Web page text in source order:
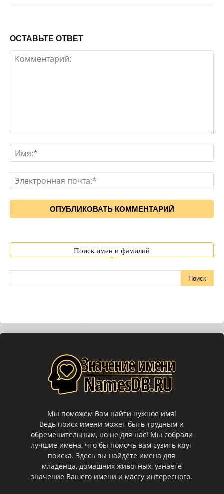
ОСТАВЬТЕ ОТВЕТ
Поиск имен и фамилий
Мы поможем Вам найти нужное имя!
Ведь поиск имени может быть трудным и
обременительным, но не для нас! Мы собрали
лучшие имена, что бы помочь вам сузить круг
поиска. Здесь вы найдёте имена для
младенца, домашних животных, узнаете
значение Вашего имени и массу интересного.